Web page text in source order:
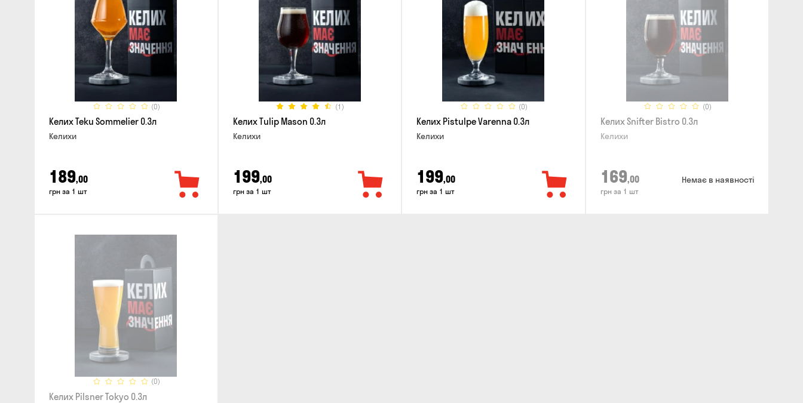
(0)
Келих Teku Sommelier 0.3л
Келихи
189,00
грн за 1 шт
(1)
Келих Tulip Mason 0.3л
Келихи
199,00
грн за 1 шт
(0)
Келих Pistulpe Varenna 0.3л
Келихи
199,00
грн за 1 шт
(0)
Келих Snifter Bistro 0.3л
Келихи
169,00
грн за 1 шт
Немає в наявності
(0)
Келих Pilsner Tokyo 0.3л